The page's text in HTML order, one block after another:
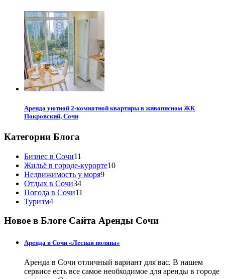
Аренда уютной 2-комнатной квартиры в живописном ЖК
Покровский, Сочи
Категории Блога
Бизнес в Сочи11
Жильё в городе-курорте10
Недвижимость у моря9
Отдых в Сочи34
Погода в Сочи11
Туризм4
Новое в Блоге Сайта Аренды Сочи
Аренда в Сочи «Лесная поляна»
Аренда в Сочи отличный вариант для вас. В нашем
сервисе есть все самое необходимое для аренды в городе